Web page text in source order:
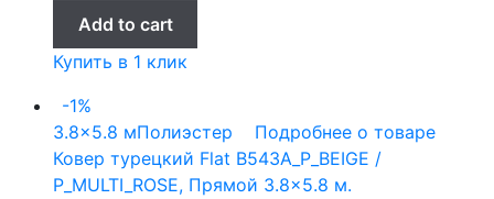
Add to cart
Купить в 1 клик
-1%
3.8x5.8 мПолиэстер
Подробнее о товаре
Ковер турецкий Flat B543A_P_BEIGE /
P_MULTI_ROSE, Прямой 3.8×5.8 м.